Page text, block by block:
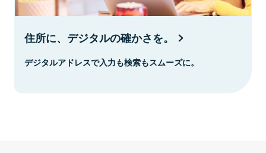
住所に、デジタルの確かさを。
デジタルアドレスで入力も検索もスムーズに。